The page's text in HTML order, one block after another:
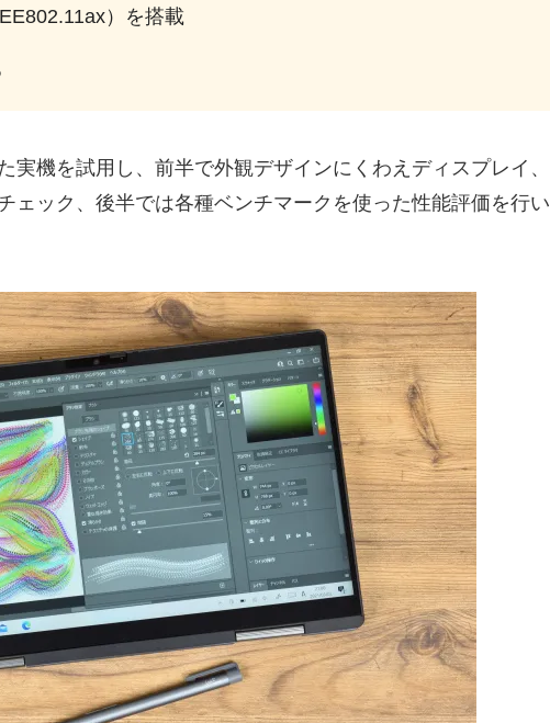
）を搭載
実機を試用し、前半で外観デザインにくわえディスプレイ、
ェック、後半では各種ベンチマークを使った性能評価を行い